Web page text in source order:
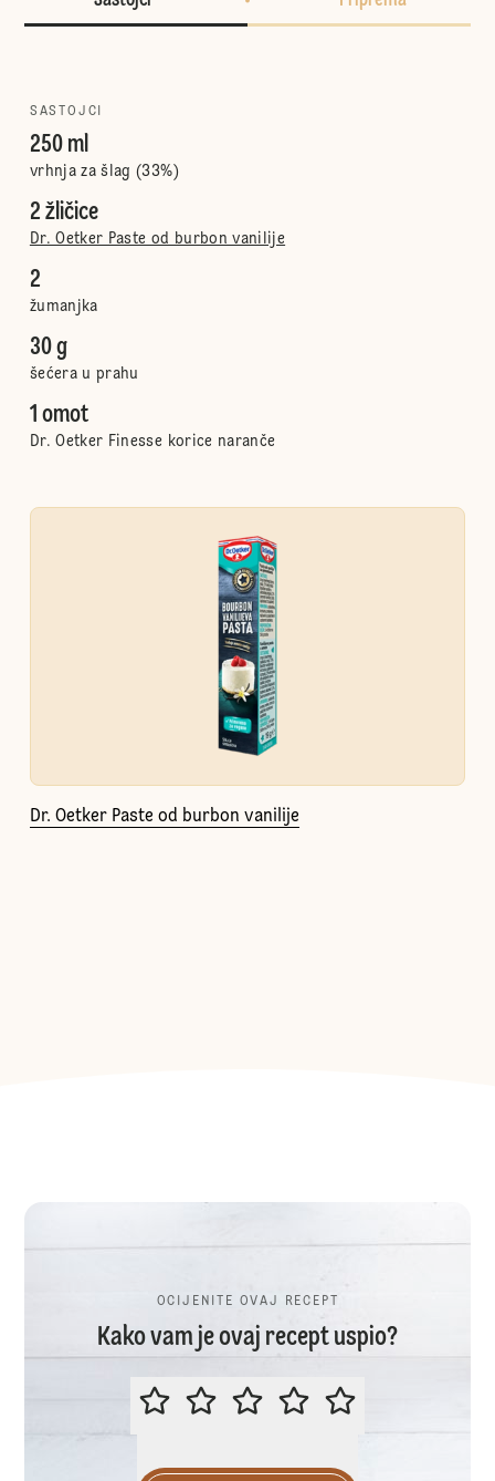
SASTOJCI
250 ml
vrhnja za šlag (33%)
2 žličice
Dr. Oetker Paste od burbon vanilije
2
žumanjka
30 g
šećera u prahu
1 omot
Dr. Oetker Finesse korice naranče
Dr. Oetker Paste od burbon vanilije
OCIJENITE OVAJ RECEPT
Kako vam je ovaj recept uspio?
OCIJENITE OVAJ RECEPT